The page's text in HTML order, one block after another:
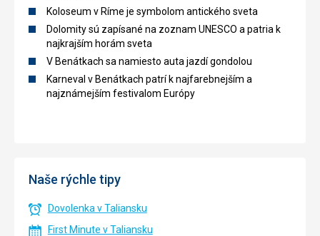
Koloseum v Ríme je symbolom antického sveta
Dolomity sú zapísané na zoznam UNESCO a patria k
najkrajším horám sveta
V Benátkach sa namiesto auta jazdí gondolou
Karneval v Benátkach patrí k najfarebnejším a
najznámejším festivalom Európy
Naše rýchle tipy
Dovolenka v Taliansku
First Minute v Taliansku